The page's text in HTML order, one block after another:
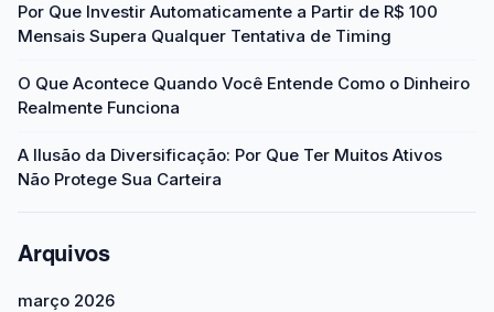
Por Que Investir Automaticamente a Partir de R$ 100
Mensais Supera Qualquer Tentativa de Timing
O Que Acontece Quando Você Entende Como o Dinheiro
Realmente Funciona
A Ilusão da Diversificação: Por Que Ter Muitos Ativos
Não Protege Sua Carteira
Arquivos
março 2026